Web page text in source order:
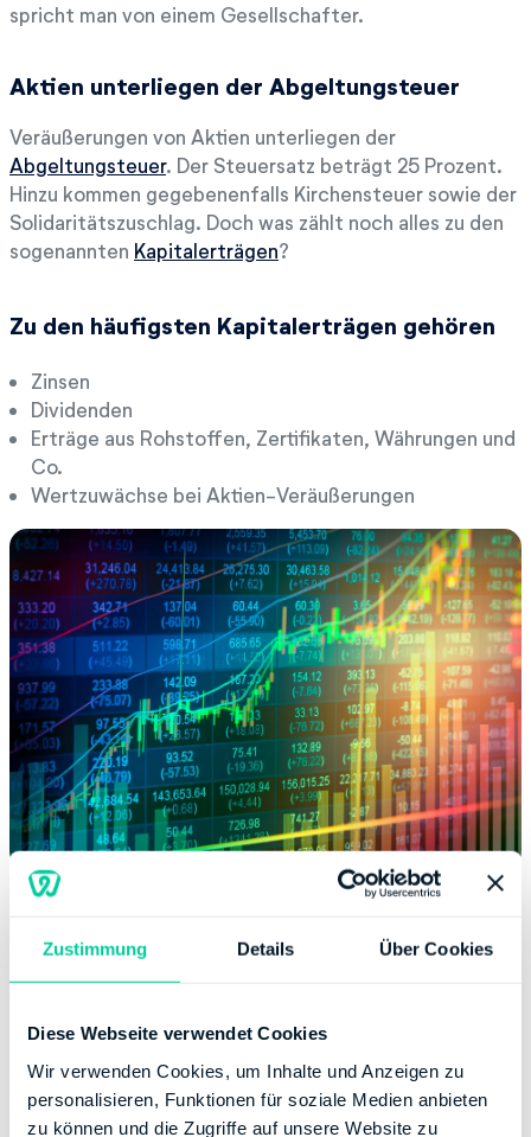
Zustimmung Details Über Cookies
Diese Webseite verwendet Cookies
Wir verwenden Cookies, um Inhalte und Anzeigen zu
personalisieren, Funktionen für soziale Medien anbieten
zu können und die Zugriffe auf unsere Website zu
spricht man von einem Gesellschafter.
Aktien unterliegen der Abgeltungsteuer
Veräußerungen von Aktien unterliegen der
Abgeltungsteuer. Der Steuersatz beträgt 25 Prozent.
Hinzu kommen gegebenenfalls Kirchensteuer sowie der
Solidaritätszuschlag. Doch was zählt noch alles zu den
sogenannten Kapitalerträgen?
Zu den häufigsten Kapitalerträgen gehören
Zinsen
Dividenden
Erträge aus Rohstoffen, Zertifikaten, Währungen und
Co.
Wertzuwächse bei Aktien-Veräußerungen
Abgeltungsteuer als Quellensteuer
Die Abgeltungsteuer wird automatisch einbehalten, da
beispielsweise Lohnsteuer, Aufsichtsratsteuer,
Abzugsteuer und Kirchensteuer zählen. Das heißt, dass
Aktionäre nicht aktiv werden müssen. Das Geld wird
direkt von der Bank einbehalten und ans Finanzamt